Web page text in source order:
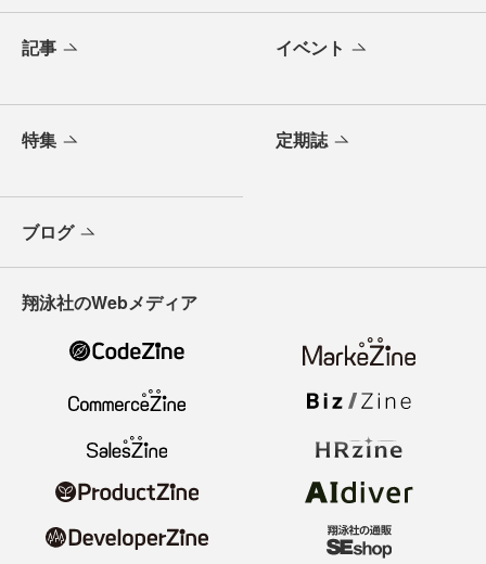
記事 イベント
特集 定期誌
ブログ
翔泳社のWebメディア